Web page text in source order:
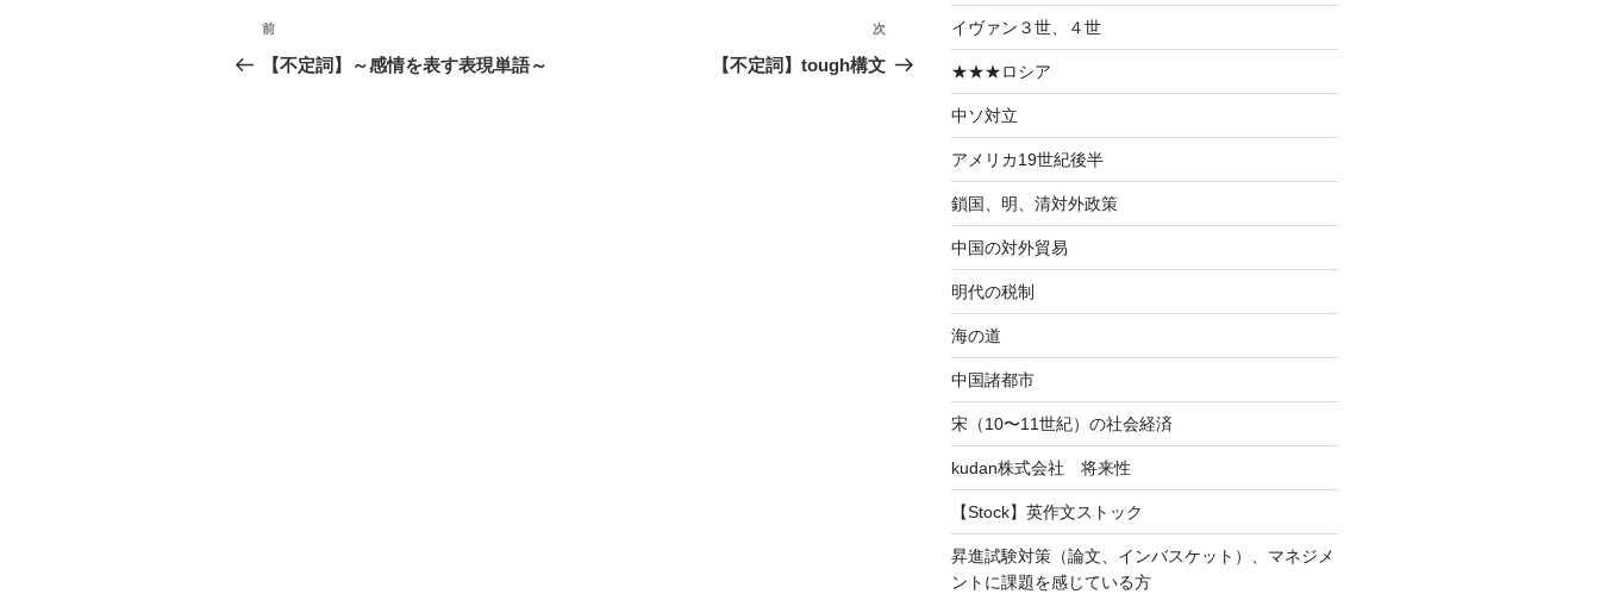
投
稿
前
の
前
【不定詞】～感情を表す表現単語～
次
の
次
【不定詞】tough構文
イヴァン３世、４世
★★★ロシア
中ソ対立
アメリカ19世紀後半
鎖国、明、清対外政策
中国の対外貿易
明代の税制
海の道
中国諸都市
宋（10〜11世紀）の社会経済
kudan株式会社 将来性
【Stock】英作文ストック
昇進試験対策（論文、インバスケット）、マネジメ
ントに課題を感じている方